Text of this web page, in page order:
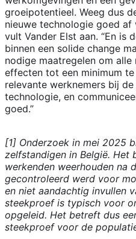
groeipotentieel. Weeg dus
nieuwe technologie goed af
vult Vander Elst aan. “En is
binnen een solide change
nodige maatregelen om
effecten tot een minimum
relevante werknemers bij
technologie, en
goed.”
[1] Onderzoek in mei 2025
zelfstandigen in België.
werkenden weerhouden na
gecontroleerd werd voor
en niet aandachtig invullen
steekproef is typisch voor
opgeleid. Het betreft dus
steekproef voor de